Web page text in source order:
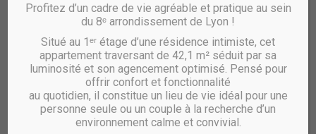
Vente VIA NOVA – T3 – C14
Appartement T3 Neuf avec loggia – Résidence
VIA NOVA à Villeurbanne
Profitez d’un cadre de vie agréable et pratique au sein
du 8ᵉ arrondissement de Lyon !
Situé au 1ᵉʳ étage d’une résidence intimiste, cet
appartement traversant de 42,1 m² séduit par sa
luminosité et son agencement optimisé. Pensé pour
offrir confort et fonctionnalité
au quotidien, il constitue un lieu de vie idéal pour une
personne seule ou un couple à la recherche d’un
environnement calme et convivial.